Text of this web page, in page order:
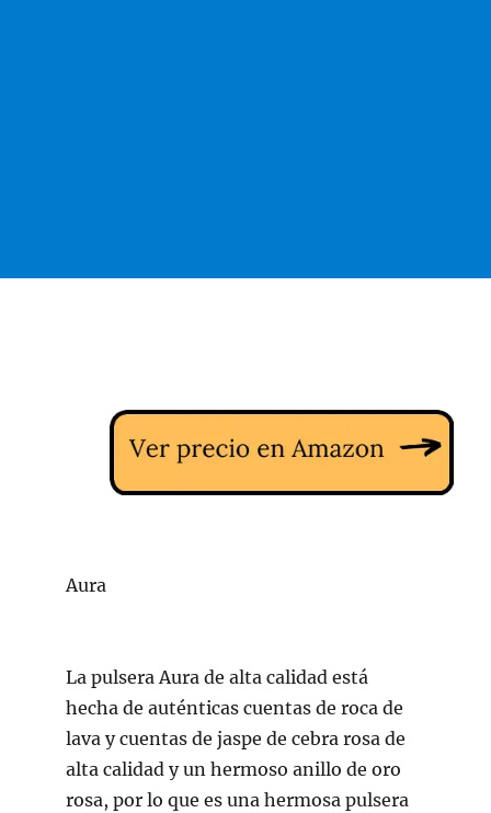
Aura
La pulsera Aura de alta calidad está
hecha de auténticas cuentas de roca de
lava y cuentas de jaspe de cebra rosa de
alta calidad y un hermoso anillo de oro
rosa, por lo que es una hermosa pulsera